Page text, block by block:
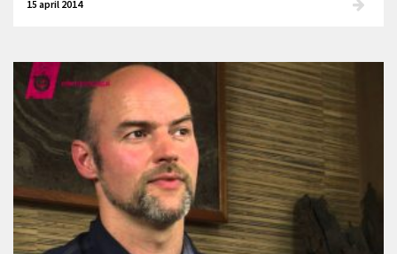
15 april 2014